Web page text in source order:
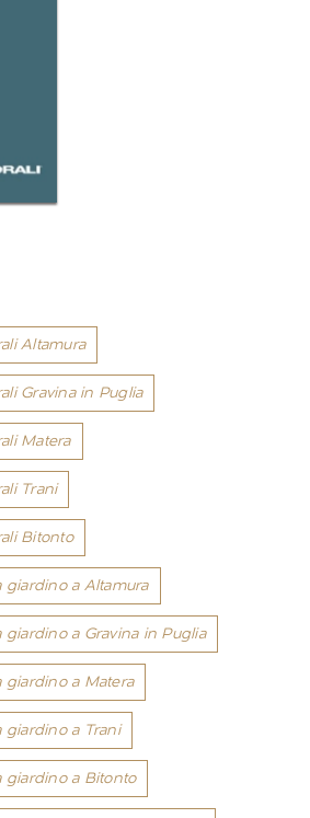
Altamura
Gravina in Puglia
Matera
Trani
Bitonto
giardino a Altamura
a Gravina in Puglia
giardino a Matera
giardino a Trani
giardino a Bitonto